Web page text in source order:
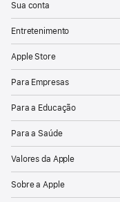
Sua conta
Entretenimento
Apple Store
Para Empresas
Para a Educação
Para a Saúde
Valores da Apple
Sobre a Apple